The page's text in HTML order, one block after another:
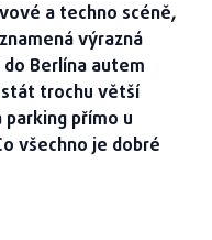
a techno scéně,
výrazná
Berlína autem
trochu větší
přímo u
všechno je dobré